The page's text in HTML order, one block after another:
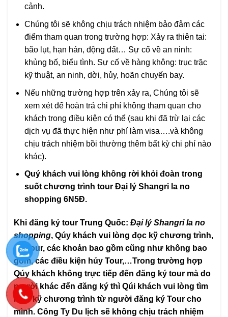
cảnh.
Chúng tôi sẽ không chịu trách nhiệm bảo đảm các
điểm tham quan trong trường hợp: Xảy ra thiên tai:
bão lụt, hạn hán, động đất… Sự cố về an ninh:
khủng bố, biểu tình. Sự cố về hàng không: trục trặc
kỹ thuật, an ninh, dời, hủy, hoãn chuyến bay.
Nếu những trường hợp trên xảy ra, Chúng tôi sẽ
xem xét để hoàn trả chi phí không tham quan cho
khách trong điều kiện có thể (sau khi đã trừ lại các
dịch vụ đã thực hiện như phí làm visa….và không
chịu trách nhiệm bồi thường thêm bất kỳ chi phí nào
khác).
Quý khách vui lòng không rời khỏi đoàn trong
suốt chương trình tour Đại lý Shangri la no
shopping 6N5Đ.
Khi đăng ký tour Trung Quốc: Đại lý Shangri la no
shopping, Qúy khách vui lòng đọc kỹ chương trình,
giá tour, các khoản bao gồm cũng như không bao
gồm, các điều kiện hủy Tour,…Trong trường hợp
Qúy khách không trực tiếp đến đăng ký tour mà do
người khác đến đăng ký thì Qúi khách vui lòng tìm
hiểu kỹ chương trình từ người đăng ký Tour cho
mình. Công Ty Du lịch sẽ không chịu trách nhiệm